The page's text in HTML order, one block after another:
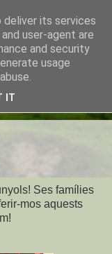
Ses famílies
mos aquests
its services
user-agent are
and security
usage
IT